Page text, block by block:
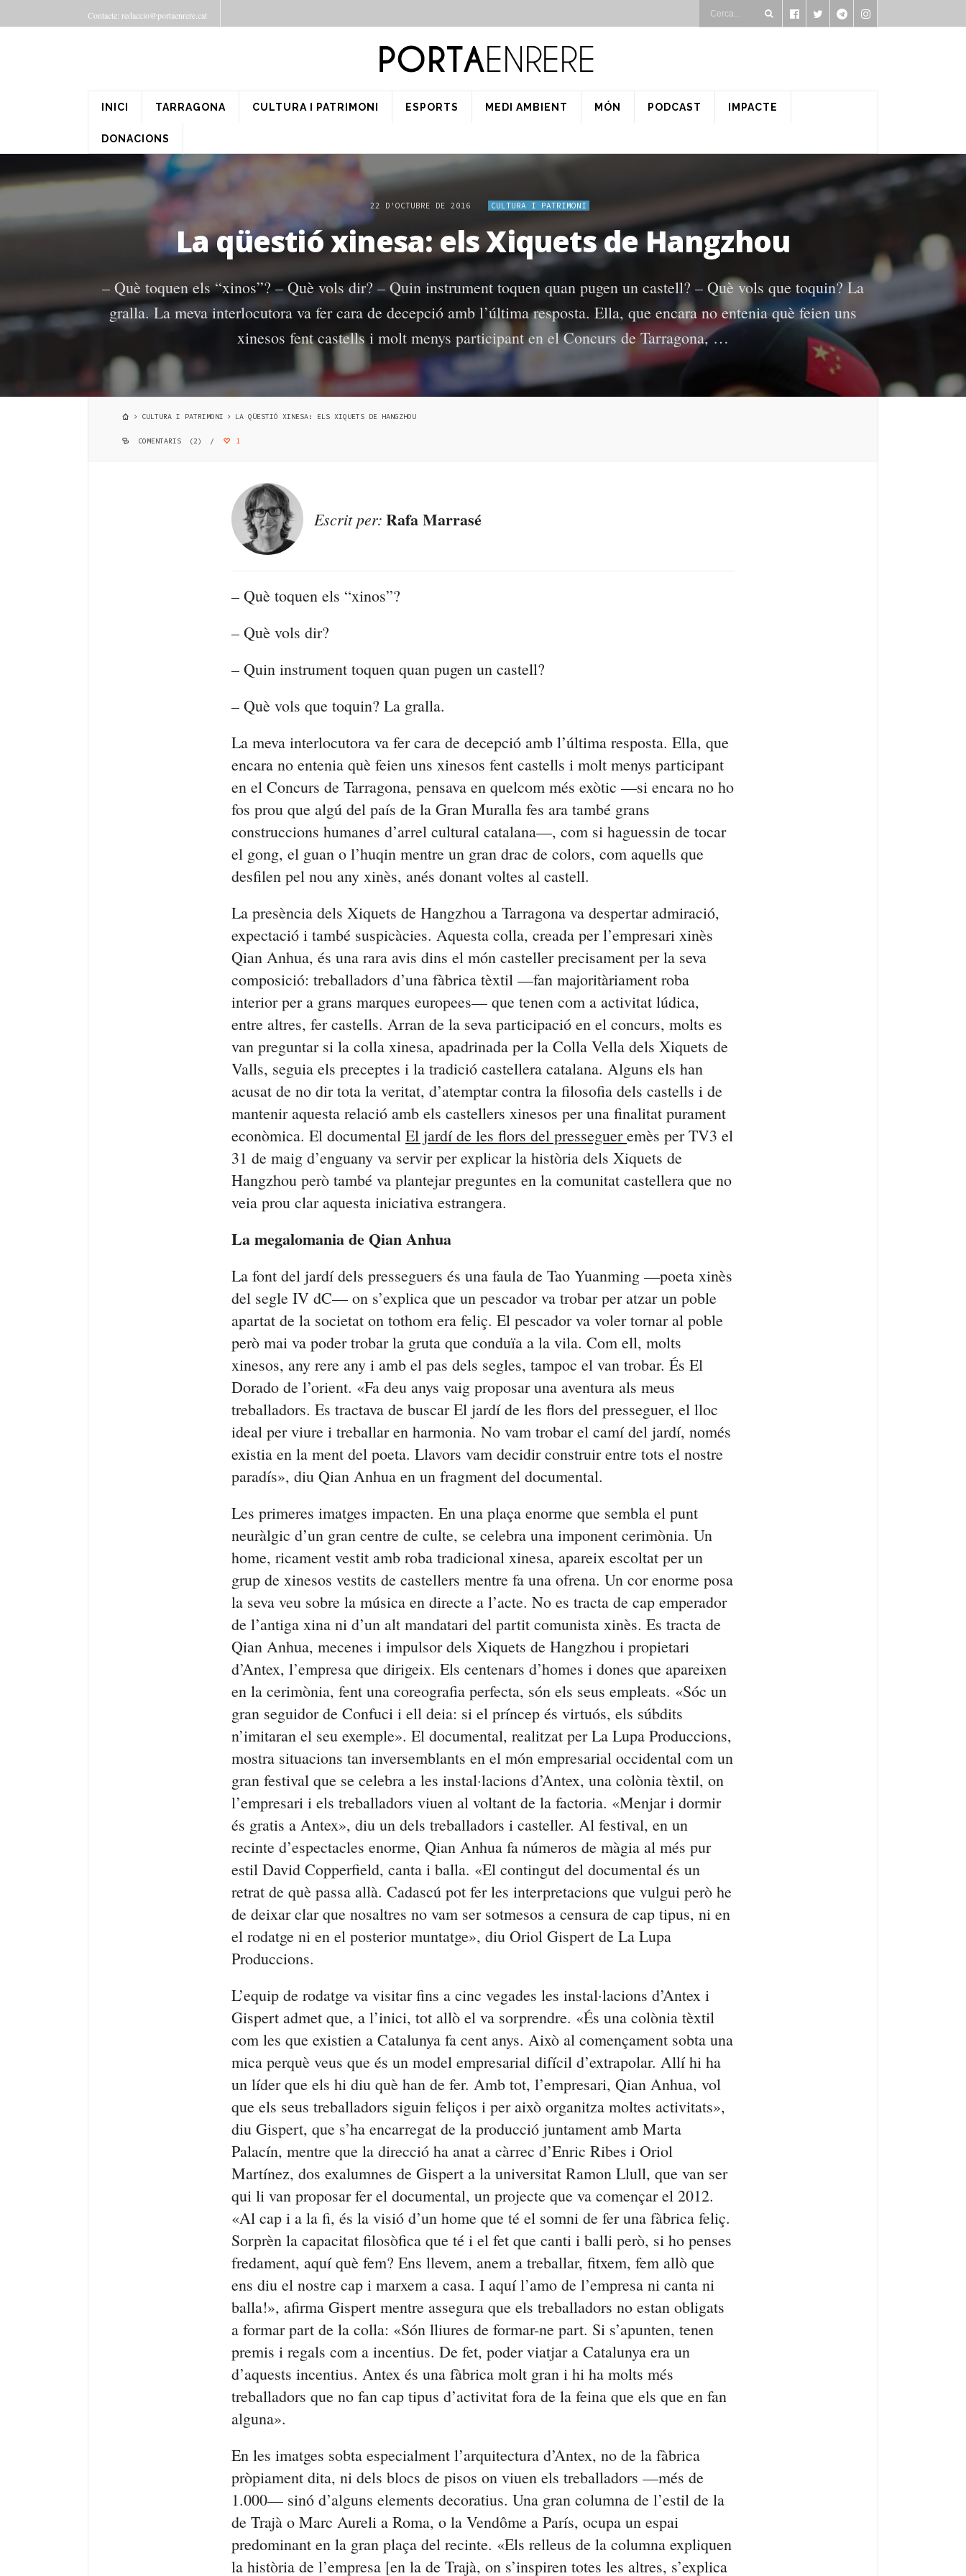
Contacte: redaccio@portaenrere.cat
INICI TARRAGONA CULTURA I PATRIMONI ESPORTS MEDI AMBIENT MÓN PODCAST IMPACTE
DONACIONS
22 D'OCTUBRE DE 2016 CULTURA I PATRIMONI
La qüestió xinesa: els Xiquets de Hangzhou
– Què toquen els “xinos”? – Què vols dir? – Quin instrument toquen quan pugen un castell? – Què vols que toquin? La
gralla. La meva interlocutora va fer cara de decepció amb l’última resposta. Ella, que encara no entenia què feien uns
xinesos fent castells i molt menys participant en el Concurs de Tarragona, …
CULTURA I PATRIMONI LA QÜESTIÓ XINESA: ELS XIQUETS DE HANGZHOU
1
COMENTARIS (2) /
Escrit per: Rafa Marrasé
– Què toquen els “xinos”?
– Què vols dir?
– Quin instrument toquen quan pugen un castell?
– Què vols que toquin? La gralla.
La meva interlocutora va fer cara de decepció amb l’última resposta. Ella, que
encara no entenia què feien uns xinesos fent castells i molt menys participant
en el Concurs de Tarragona, pensava en quelcom més exòtic —si encara no ho
fos prou que algú del país de la Gran Muralla fes ara també grans
construccions humanes d’arrel cultural catalana—, com si haguessin de tocar
el gong, el guan o l’huqin mentre un gran drac de colors, com aquells que
desfilen pel nou any xinès, anés donant voltes al castell.
La presència dels Xiquets de Hangzhou a Tarragona va despertar admiració,
expectació i també suspicàcies. Aquesta colla, creada per l’empresari xinès
Qian Anhua, és una rara avis dins el món casteller precisament per la seva
composició: treballadors d’una fàbrica tèxtil —fan majoritàriament roba
interior per a grans marques europees— que tenen com a activitat lúdica,
entre altres, fer castells. Arran de la seva participació en el concurs, molts es
van preguntar si la colla xinesa, apadrinada per la Colla Vella dels Xiquets de
Valls, seguia els preceptes i la tradició castellera catalana. Alguns els han
acusat de no dir tota la veritat, d’atemptar contra la filosofia dels castells i de
mantenir aquesta relació amb els castellers xinesos per una finalitat purament
econòmica. El documental El jardí de les flors del pressegueremès per TV3 el
31 de maig d’enguany va servir per explicar la història dels Xiquets de
Hangzhou però també va plantejar preguntes en la comunitat castellera que no
veia prou clar aquesta iniciativa estrangera.
La megalomania deQianAnhua
La font del jardí dels presseguers és una faula de Tao Yuanming —poeta xinès
del segle IV dC— on s’explica que un pescador va trobar per atzar un poble
apartat de la societat on tothom era feliç. El pescador va voler tornar al poble
però mai va poder trobar la gruta que conduïa a la vila. Com ell, molts
xinesos, any rere any i amb el pas dels segles, tampoc el van trobar. És El
Dorado de l’orient. «Fa deu anys vaig proposar una aventura als meus
treballadors. Es tractava de buscar El jardí de les flors del presseguer, el lloc
ideal per viure i treballar en harmonia. No vam trobar el camí del jardí, només
existia en la ment del poeta. Llavors vam decidir construir entre tots el nostre
paradís», diu Qian Anhua en un fragment del documental.
Les primeres imatges impacten. En una plaça enorme que sembla el punt
neuràlgic d’un gran centre de culte, se celebra una imponent cerimònia. Un
home, ricament vestit amb roba tradicional xinesa, apareix escoltat per un
grup de xinesos vestits de castellers mentre fa una ofrena. Un cor enorme posa
la seva veu sobre la música en directe a l’acte. No es tracta de cap emperador
de l’antiga xina ni d’un alt mandatari del partit comunista xinès. Es tracta de
Qian Anhua, mecenes i impulsor dels Xiquets de Hangzhou i propietari
d’Antex, l’empresa que dirigeix. Els centenars d’homes i dones que apareixen
en la cerimònia, fent una coreografia perfecta, són els seus empleats. «Sóc un
gran seguidor de Confuci i ell deia: si el príncep és virtuós, els súbdits
n’imitaran el seu exemple». El documental, realitzat per La Lupa Produccions,
mostra situacions tan inversemblants en el món empresarial occidental com un
gran festival que se celebra a les instal·lacions d’Antex, una colònia tèxtil, on
l’empresari i els treballadors viuen al voltant de la factoria. «Menjar i dormir
és gratis a Antex», diu un dels treballadors i casteller. Al festival, en un
recinte d’espectacles enorme, Qian Anhua fa números de màgia al més pur
estil David Copperfield, canta i balla. «El contingut del documental és un
retrat de què passa allà. Cadascú pot fer les interpretacions que vulgui però he
de deixar clar que nosaltres no vam ser sotmesos a censura de cap tipus, ni en
el rodatge ni en el posterior muntatge», diu Oriol Gispert de La Lupa
Produccions.
L’equip de rodatge va visitar fins a cinc vegades les instal·lacions d’Antex i
Gispert admet que, a l’inici, tot allò el va sorprendre. «És una colònia tèxtil
com les que existien a Catalunya fa cent anys. Això al començament sobta una
mica perquè veus que és un model empresarial difícil d’extrapolar. Allí hi ha
un líder que els hi diu què han de fer. Amb tot, l’empresari, Qian Anhua, vol
que els seus treballadors siguin feliços i per això organitza moltes activitats»,
diu Gispert, que s’ha encarregat de la producció juntament amb Marta
Palacín, mentre que la direcció ha anat a càrrec d’Enric Ribes i Oriol
Martínez, dos exalumnes de Gispert a la universitat Ramon Llull, que van ser
qui li van proposar fer el documental, un projecte que va començar el 2012.
«Al cap i a la fi, és la visió d’un home que té el somni de fer una fàbrica feliç.
Sorprèn la capacitat filosòfica que té i el fet que canti i balli però, si ho penses
fredament, aquí què fem? Ens llevem, anem a treballar, fitxem, fem allò que
ens diu el nostre cap i marxem a casa. I aquí l’amo de l’empresa ni canta ni
balla!», afirma Gispert mentre assegura que els treballadors no estan obligats
a formar part de la colla: «Són lliures de formar-ne part. Si s’apunten, tenen
premis i regals com a incentius. De fet, poder viatjar a Catalunya era un
d’aquests incentius. Antex és una fàbrica molt gran i hi ha molts més
treballadors que no fan cap tipus d’activitat fora de la feina que els que en fan
alguna».
En les imatges sobta especialment l’arquitectura d’Antex, no de la fàbrica
pròpiament dita, ni dels blocs de pisos on viuen els treballadors —més de
1.000— sinó d’alguns elements decoratius. Una gran columna de l’estil de la
de Trajà o Marc Aureli a Roma, o la Vendôme a París, ocupa un espai
predominant en la gran plaça del recinte. «Els relleus de la columna expliquen
la història de l’empresa [en la de Trajà, on s’inspiren totes les altres, s’explica